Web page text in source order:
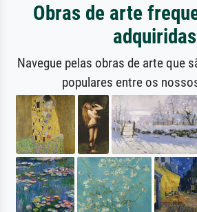
Obras de arte
adquiridas
Navegue pelas obras de arte que
populares entre os